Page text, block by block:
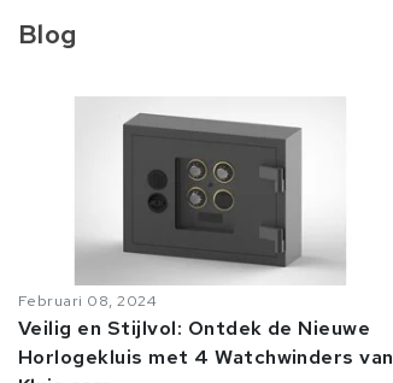
Blog
Februari 08, 2024
Veilig en Stijlvol: Ontdek de Nieuwe
Horlogekluis met 4 Watchwinders van